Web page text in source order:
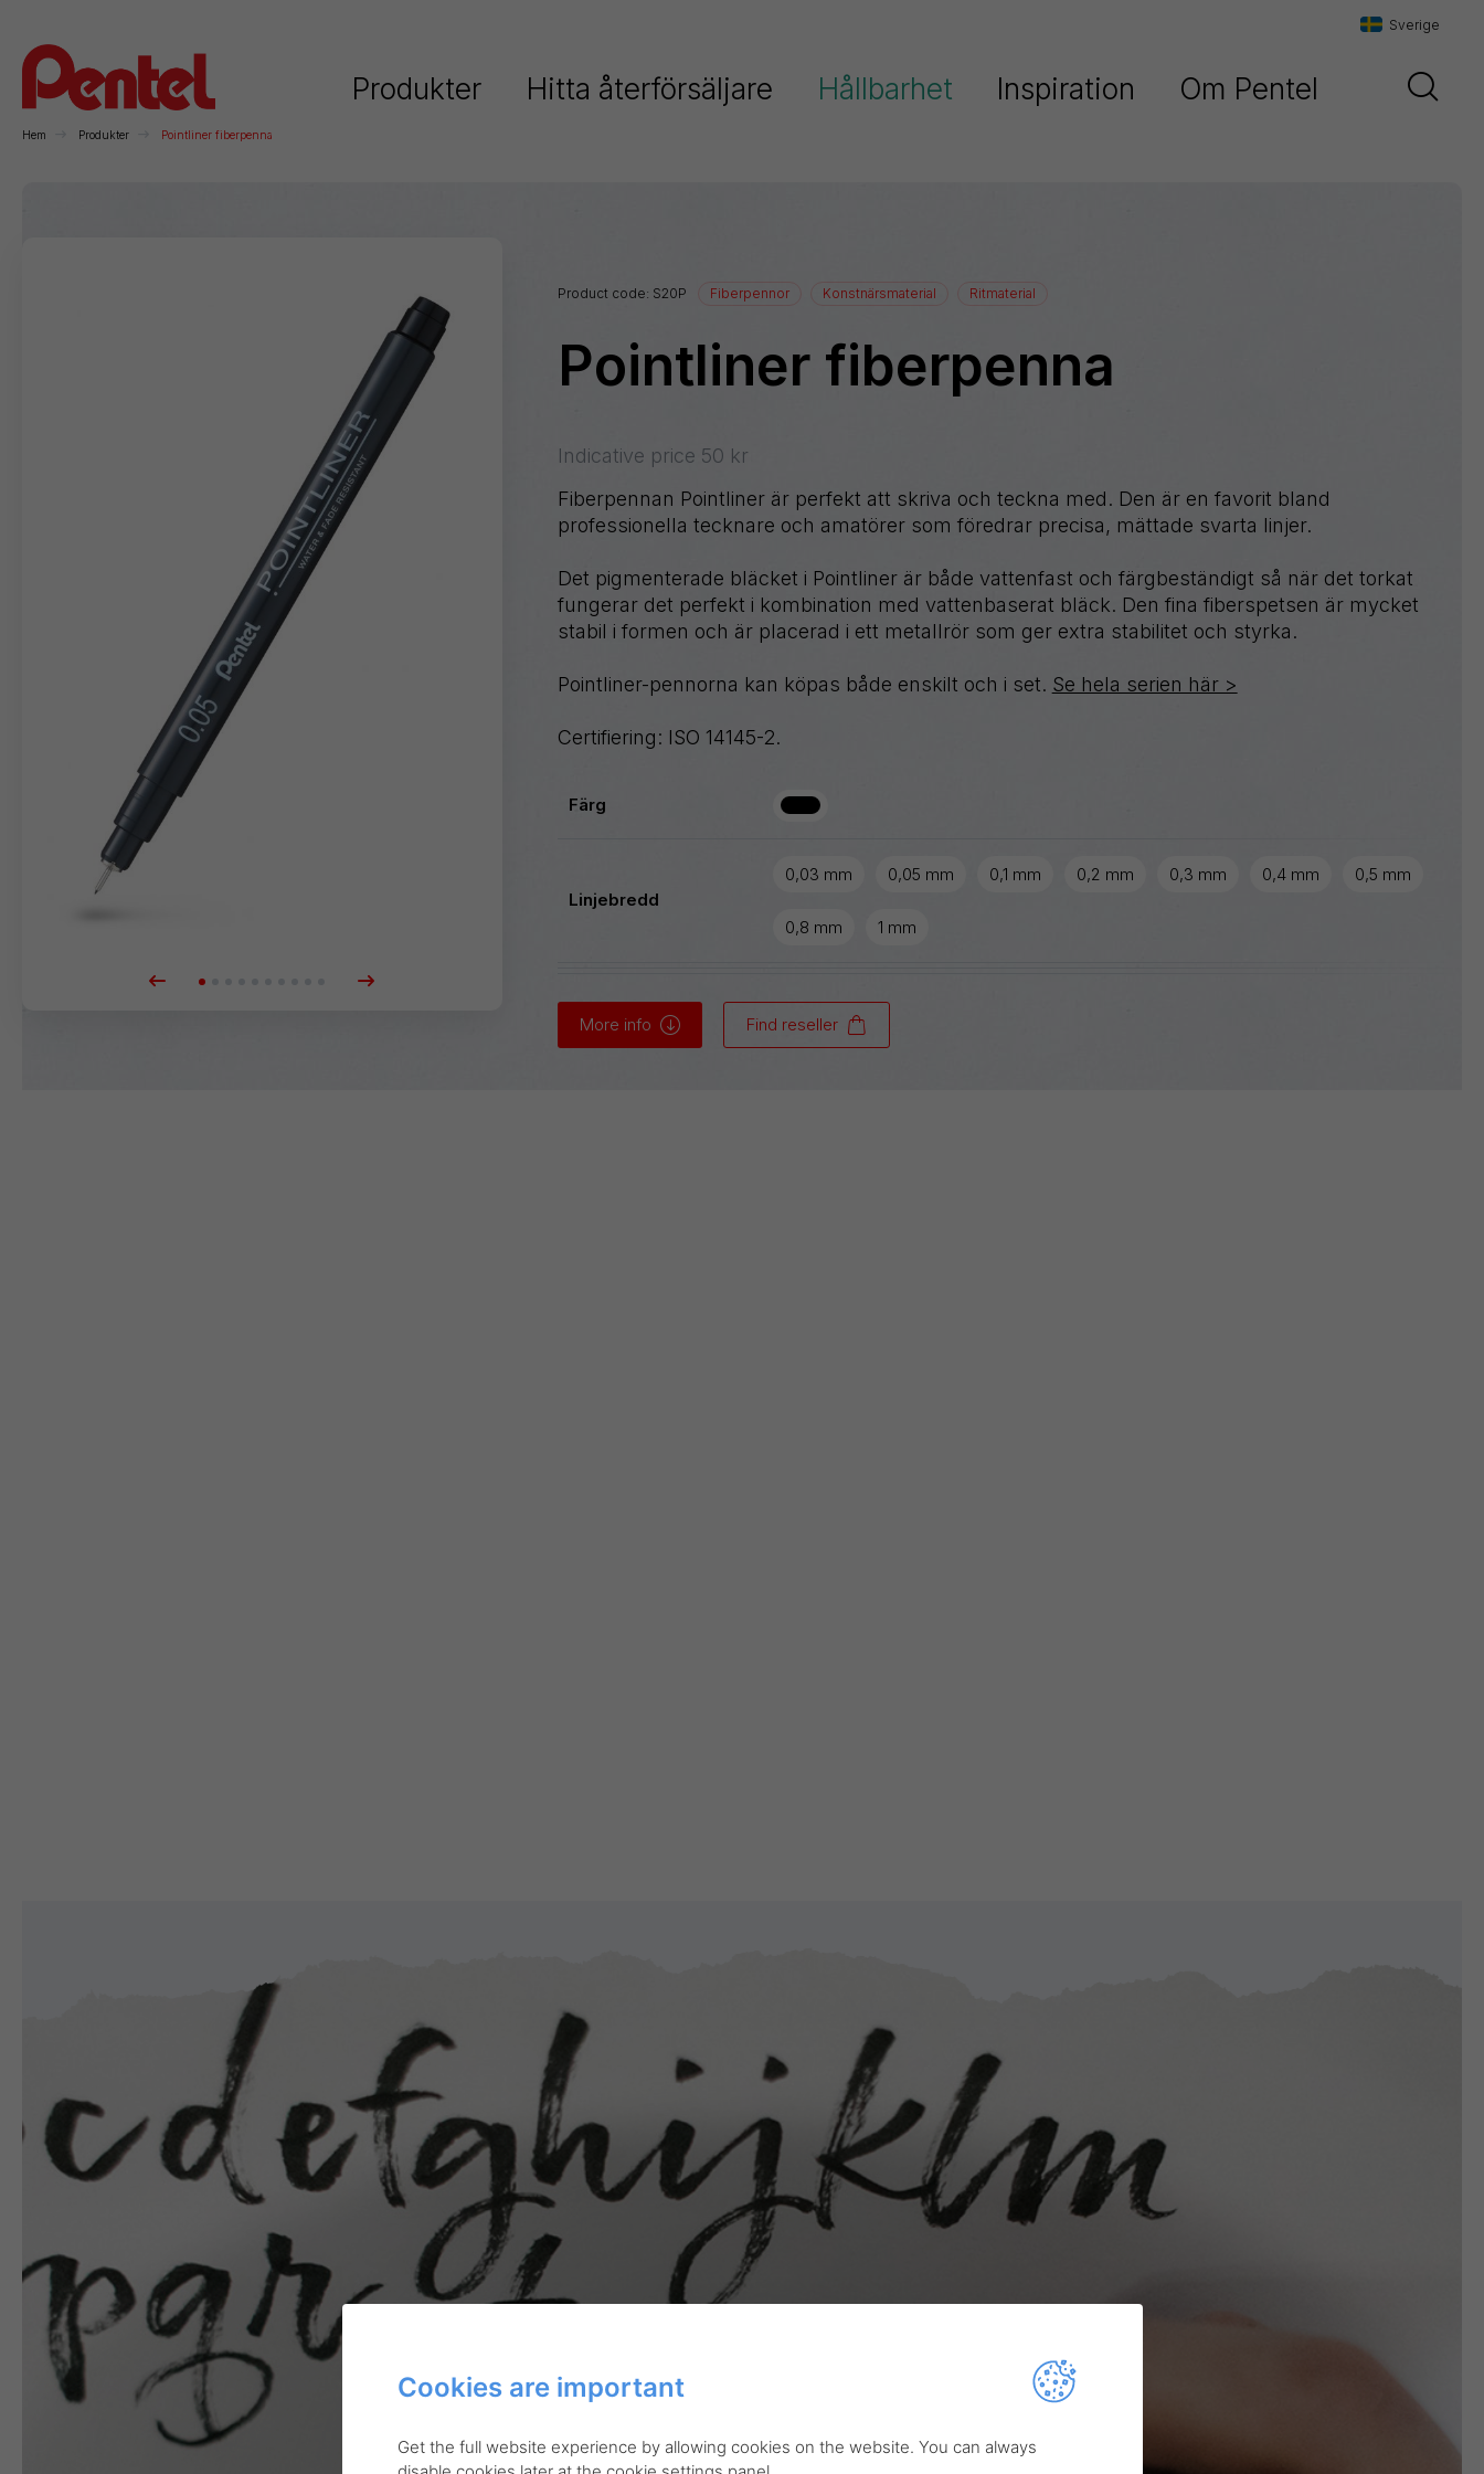
Sverige
Hem Produkter Pointliner fiberpenna
Produkter
Stiftpennor Överstrykningspennor
Whiteboardpennor Konstnärsmaterial Fiberpennor
Tillbehör
EnerGel
GraphGear
Hybrid
iZee
Sign
Twist-
Erase
Alla produkter
Hitta återförsäljare Hållbarhet
Återvunnen plast
Inspiration Om Pentel
Product code: S20P Fiberpennor Konstnärsmaterial Ritmaterial
Pointliner fiberpenna
Indicative price 50 kr
Fiberpennan Pointliner är perfekt att skriva och teckna med. Den är en favorit bland
professionella tecknare och amatörer som föredrar precisa, mättade svarta linjer.
Det pigmenterade bläcket i Pointliner är både vattenfast och färgbeständigt så när det torkat
fungerar det perfekt i kombination med vattenbaserat bläck. Den fina fiberspetsen är mycket
stabil i formen och är placerad i ett metallrör som ger extra stabilitet och styrka.
Pointliner-pennorna kan köpas både enskilt och i set. Se hela serien här >
Certifiering: ISO 14145-2.
Färg
Linjebredd
0,03 mm 0,05 mm 0,1 mm 0,2 mm 0,3 mm 0,4 mm 0,5 mm
0,8 mm 1 mm
More info Find reseller
Cookies are important
Get the full website experience by allowing cookies on the website. You can always